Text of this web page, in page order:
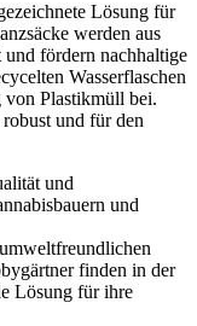
Lösung für
werden aus
und fördern nachhaltige
Wasserflaschen
von Plastikmüll bei.
und für den
und
und
finden in der
Lösung für ihre